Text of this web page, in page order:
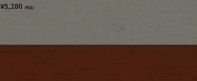
¥5,280 （税込）